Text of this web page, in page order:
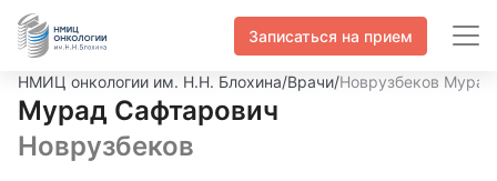
Записаться на прием
НМИЦ онкологии им. Н.Н. Блохина/Врачи/Новрузбеков
Мурад Сафтарович
Новрузбеков